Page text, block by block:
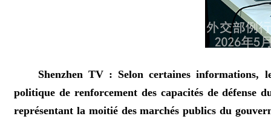
Shenzhen TV : Selon certaines informations,
politique de renforcement des capacités de défense
représentant la moitié des marchés publics du